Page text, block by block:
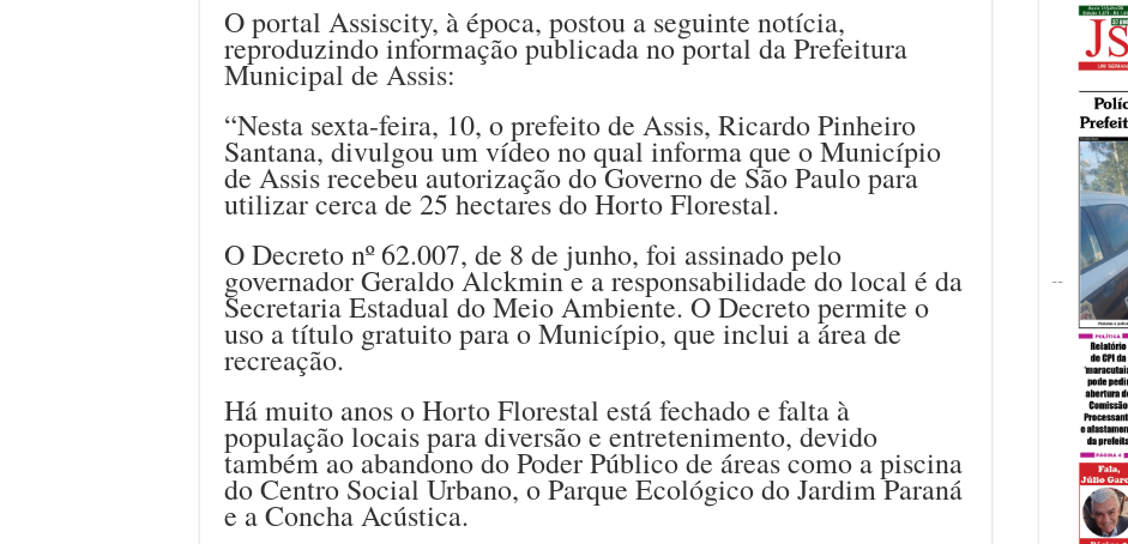
O portal Assiscity, à época, postou a seguinte notícia,
reproduzindo informação publicada no portal da Prefeitura
Municipal de Assis:
“Nesta sexta-feira, 10, o prefeito de Assis, Ricardo Pinheiro
Santana, divulgou um vídeo no qual informa que o Município
de Assis recebeu autorização do Governo de São Paulo para
utilizar cerca de 25 hectares do Horto Florestal.
O Decreto nº 62.007, de 8 de junho, foi assinado pelo
governador Geraldo Alckmin e a responsabilidade do local é da
Secretaria Estadual do Meio Ambiente. O Decreto permite o
uso a título gratuito para o Município, que inclui a área de
recreação.
Há muito anos o Horto Florestal está fechado e falta à
população locais para diversão e entretenimento, devido
também ao abandono do Poder Público de áreas como a piscina
do Centro Social Urbano, o Parque Ecológico do Jardim Paraná
e a Concha Acústica.